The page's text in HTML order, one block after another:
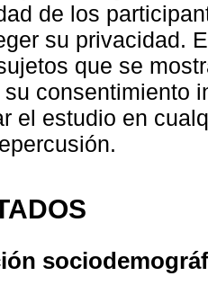
de los
su privacidad.
que se
su consentimiento
el estudio en